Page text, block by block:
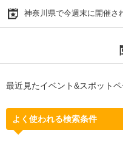
神奈川県で今週末に開催さ
最近見たイベント&スポットペ
よく使われる検索条件